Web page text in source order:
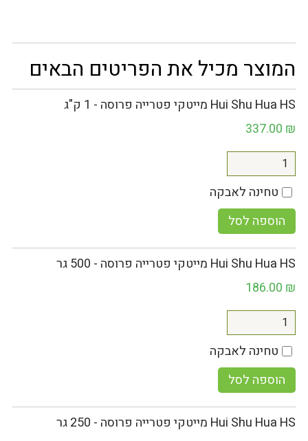
המוצר מכיל את הפריטים הבאים
Hui Shu Hua HS מייטקי פטרייה פרוסה - 1 ק"ג
337.00 ₪
טחינה לאבקה
הוספה לסל
Hui Shu Hua HS מייטקי פטרייה פרוסה - 500 גר
186.00 ₪
טחינה לאבקה
הוספה לסל
Hui Shu Hua HS מייטקי פטרייה פרוסה - 250 גר